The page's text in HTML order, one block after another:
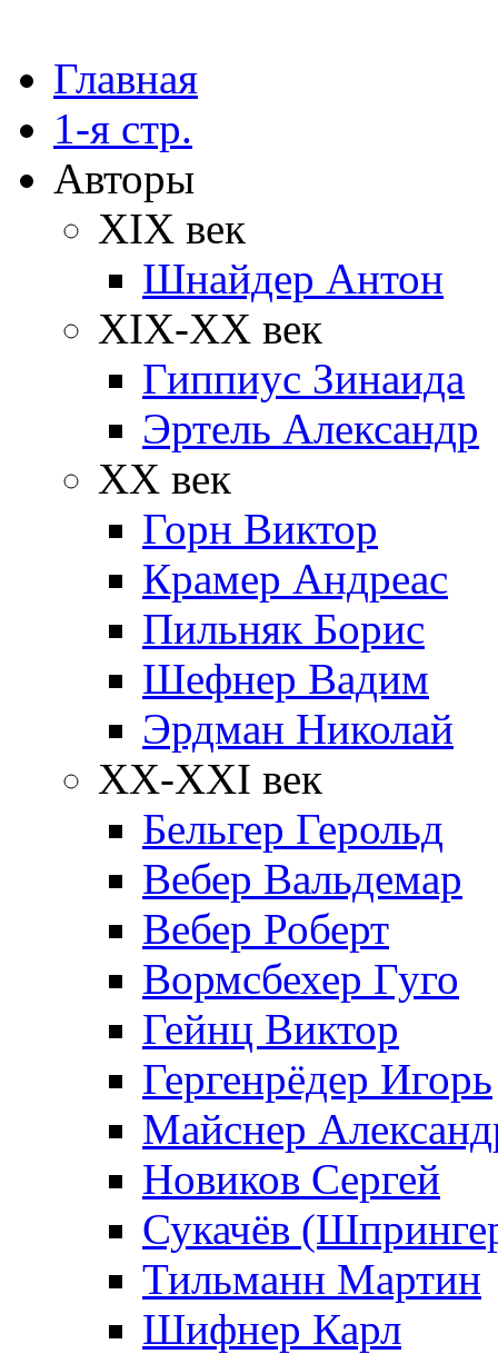
Главная
1-я стр.
Авторы
XIX век
Шнайдер Антон
XIX-XX век
Гиппиус Зинаида
Эртель Александр
XX век
Горн Виктор
Крамер Андреас
Пильняк Борис
Шефнер Вадим
Эрдман Николай
ХХ-XXI век
Бельгер Герольд
Вебер Вальдемар
Вебер Роберт
Вормсбехер Гуго
Гейнц Виктор
Гергенрёдер Игорь
Майснер
Новиков Сергей
Сукачёв
Тильманн Мартин
Шифнер Карл